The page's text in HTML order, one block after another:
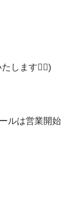
します🙇‍♂️)﻿
ルは営業開始